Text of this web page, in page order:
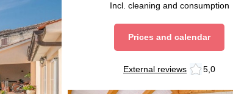
Incl. cleaning and consumption
Prices and calendar
External reviews 5,0